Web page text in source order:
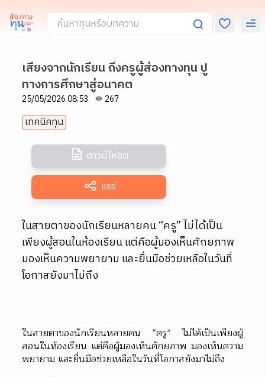
เสียงจากนักเรียน ถึงครูผู้ส่องทางทุน ปู
ทางการศึกษาสู่อนาคต
25/05/2026 08:53 267
เทคนิคทุน
ดาวน์โหลด
แชร์
ในสายตาของนักเรียนหลายคน “ครู” ไม่ได้เป็น
เพียงผู้สอนในห้องเรียน แต่คือผู้มองเห็นศักยภาพ
มองเห็นความพยายาม และยื่นมือช่วยเหลือในวันที่
โอกาสยังมาไม่ถึง
ในสายตาของนักเรียนหลายคน “ครู” ไม่ได้เป็นเพียงผู้
สอนในห้องเรียน แต่คือผู้มองเห็นศักยภาพ มองเห็นความ
พยายาม และยื่นมือช่วยเหลือในวันที่โอกาสยังมาไม่ถึง